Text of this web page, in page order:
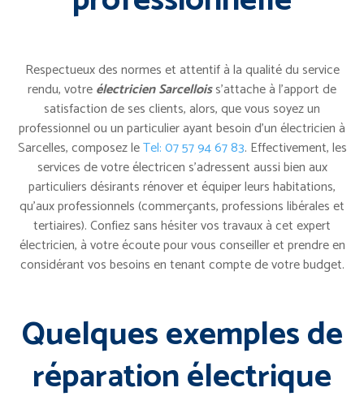
Respectueux des normes et attentif à la qualité du service
rendu, votreélectricien Sarcelloiss’attache à l’apport de
satisfaction de ses clients, alors, que vous soyez un
professionnel ou un particulier ayant besoin d’un électricien à
Sarcelles, composez leTel: 07 57 94 67 83. Effectivement, les
services de votre électricen s’adressent aussi bien aux
particuliers désirants rénover et équiper leurs habitations,
qu’aux professionnels (commerçants, professions libérales et
tertiaires). Confiez sans hésiter vos travaux à cet expert
électricien, à votre écoute pour vous conseiller et prendre en
considérant vos besoins en tenant compte de votre budget.
Quelques exemples de
réparation électrique